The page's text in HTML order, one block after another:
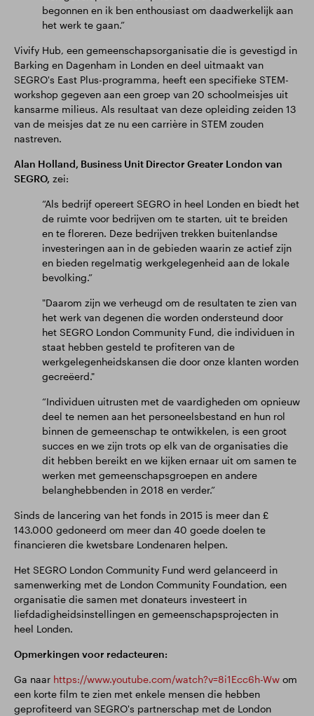
begonnen en ik ben enthousiast om daadwerkelijk aan
het werk te gaan.”
Vivify Hub, een gemeenschapsorganisatie die is gevestigd in
Barking en Dagenham in Londen en deel uitmaakt van
SEGRO's East Plus-programma, heeft een specifieke STEM-
workshop gegeven aan een groep van 20 schoolmeisjes uit
kansarme milieus. Als resultaat van deze opleiding zeiden 13
van de meisjes dat ze nu een carrière in STEM zouden
nastreven.
Alan Holland, Business Unit Director Greater London van
SEGRO, zei:
“Als bedrijf opereert SEGRO in heel Londen en biedt het
de ruimte voor bedrijven om te starten, uit te breiden
en te floreren. Deze bedrijven trekken buitenlandse
investeringen aan in de gebieden waarin ze actief zijn
en bieden regelmatig werkgelegenheid aan de lokale
bevolking.”
"Daarom zijn we verheugd om de resultaten te zien van
het werk van degenen die worden ondersteund door
het SEGRO London Community Fund, die individuen in
staat hebben gesteld te profiteren van de
werkgelegenheidskansen die door onze klanten worden
gecreëerd."
“Individuen uitrusten met de vaardigheden om opnieuw
deel te nemen aan het personeelsbestand en hun rol
binnen de gemeenschap te ontwikkelen, is een groot
succes en we zijn trots op elk van de organisaties die
dit hebben bereikt en we kijken ernaar uit om samen te
werken met gemeenschapsgroepen en andere
belanghebbenden in 2018 en verder.”
Sinds de lancering van het fonds in 2015 is meer dan £
143.000 gedoneerd om meer dan 40 goede doelen te
financieren die kwetsbare Londenaren helpen.
Het SEGRO London Community Fund werd gelanceerd in
samenwerking met de London Community Foundation, een
organisatie die samen met donateurs investeert in
liefdadigheidsinstellingen en gemeenschapsprojecten in
heel Londen.
Opmerkingen voor redacteuren:
Ga naar https://www.youtube.com/watch?v=8i1Ecc6h-Ww om
een korte film te zien met enkele mensen die hebben
geprofiteerd van SEGRO's partnerschap met de London